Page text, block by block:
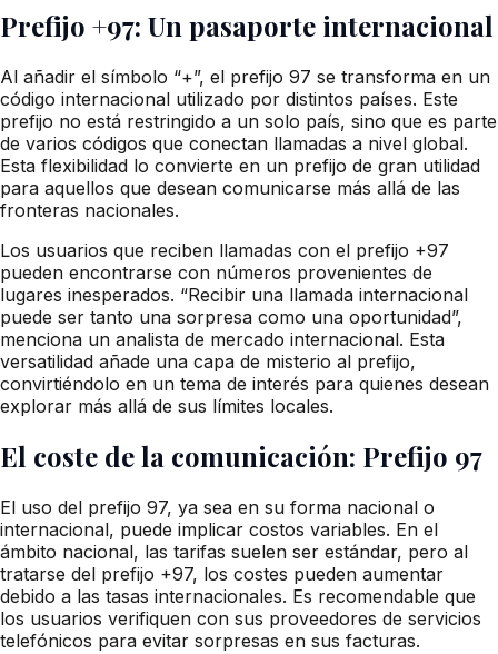
Prefijo +97: Un pasaporte internacional
Al añadir el símbolo “+”, el prefijo 97 se transforma en un
código internacional utilizado por distintos países. Este
prefijo no está restringido a un solo país, sino que es parte
de varios códigos que conectan llamadas a nivel global.
Esta flexibilidad lo convierte en un prefijo de gran utilidad
para aquellos que desean comunicarse más allá de las
fronteras nacionales.
Los usuarios que reciben llamadas con el prefijo +97
pueden encontrarse con números provenientes de
lugares inesperados. “Recibir una llamada internacional
puede ser tanto una sorpresa como una oportunidad”,
menciona un analista de mercado internacional. Esta
versatilidad añade una capa de misterio al prefijo,
convirtiéndolo en un tema de interés para quienes desean
explorar más allá de sus límites locales.
El coste de la comunicación: Prefijo 97
El uso del prefijo 97, ya sea en su forma nacional o
internacional, puede implicar costos variables. En el
ámbito nacional, las tarifas suelen ser estándar, pero al
tratarse del prefijo +97, los costes pueden aumentar
debido a las tasas internacionales. Es recomendable que
los usuarios verifiquen con sus proveedores de servicios
telefónicos para evitar sorpresas en sus facturas.